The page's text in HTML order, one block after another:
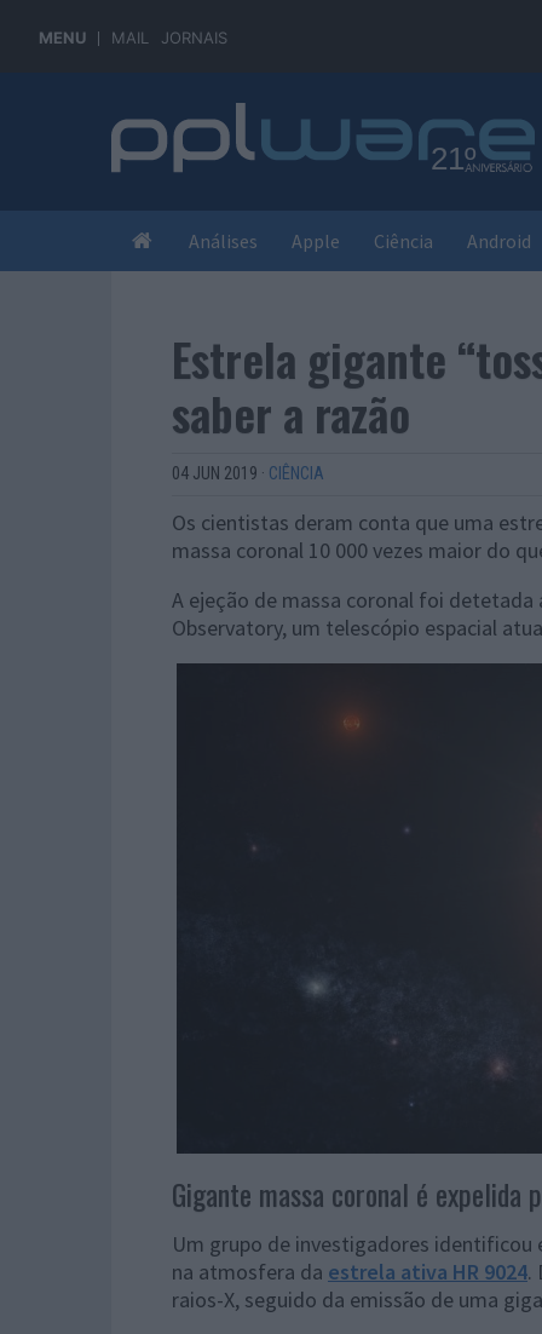
MENU MAIL JORNAIS
Análises Apple Ciência Android
Estrela gigante
saber a razão
04 JUN 2019 · CIÊNCIA
Os cientistas deram conta que uma
massa coronal 10 000 vezes maior do
A ejeção de massa coronal foi detetada
Observatory, um telescópio espacial
Gigante massa coronal é expelida
Um grupo de investigadores identificou
na atmosfera da estrela ativa HR 9024.
raios-X, seguido da emissão de uma